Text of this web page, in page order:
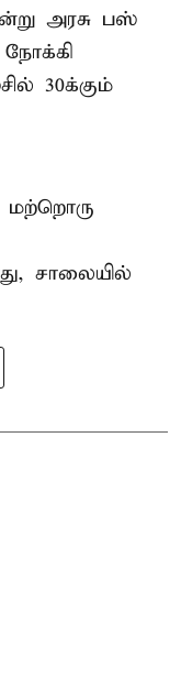
அரசு பஸ்
நோக்கி
30க்கும்
மற்றொரு
சாலையில்